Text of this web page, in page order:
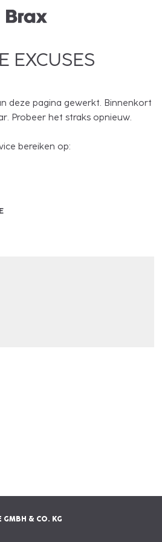
EXCUSES
deze pagina gewerkt. Binnenkort
Probeer het straks opnieuw.
bereiken op:
& CO. KG